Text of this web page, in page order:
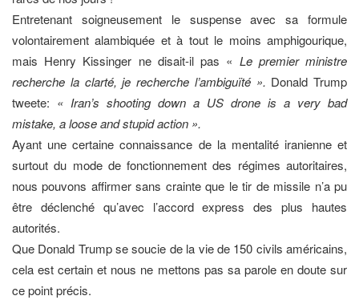
Entretenant soigneusement le suspense avec sa formule
volontairement alambiquée et à tout le moins amphigourique,
mais Henry Kissinger ne disait-il pas « Le premier ministre
recherche la clarté, je recherche l’ambiguïté ». Donald Trump
tweete: « Iran’s shooting down a US drone is a very bad
mistake, a loose and stupid action ».
Ayant une certaine connaissance de la mentalité iranienne et
surtout du mode de fonctionnement des régimes autoritaires,
nous pouvons affirmer sans crainte que le tir de missile n’a pu
être déclenché qu’avec l’accord express des plus hautes
autorités.
Que Donald Trump se soucie de la vie de 150 civils américains,
cela est certain et nous ne mettons pas sa parole en doute sur
ce point précis.